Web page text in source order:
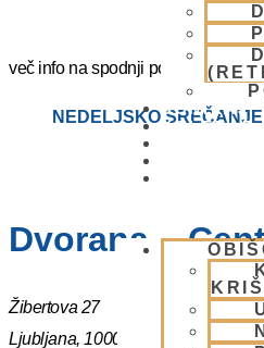
DONIRAJ
KOLEDAR
več info na spodnji povezavi
NEDELJSKO SREČANJE
Dvorana –
Žibertova 27
Ljubljana, 1000 Slovenia